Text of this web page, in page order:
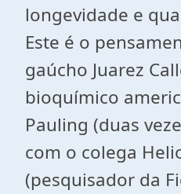
longevidade e
Este é o
gaúcho Juarez
bioquímico
Pauling (duas
com o colega
(pesquisador da